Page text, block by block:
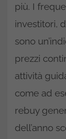
più. I
investitori,
sono
prezzi
attività
come ad
rebuy
dell’anno